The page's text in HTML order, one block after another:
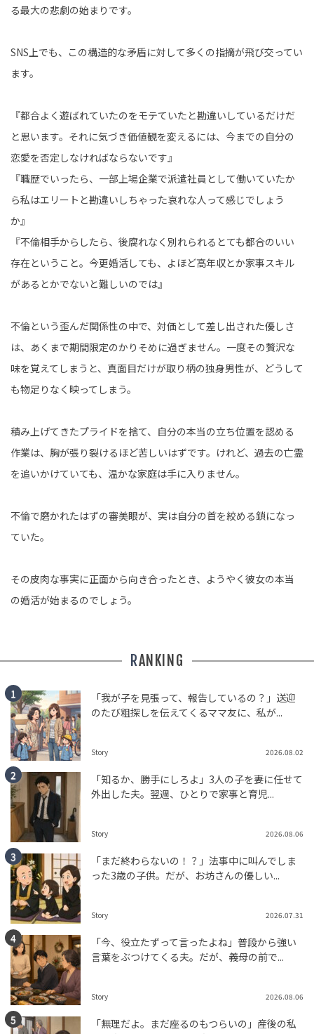
る最大の悲劇の始まりです。
SNS上でも、この構造的な矛盾に対して多くの指摘が飛び交ってい
ます。
『都合よく遊ばれていたのをモテていたと勘違いしているだけだ
と思います。それに気づき価値観を変えるには、今までの自分の
恋愛を否定しなければならないです』
『職歴でいったら、一部上場企業で派遣社員として働いていたか
ら私はエリートと勘違いしちゃった哀れな人って感じでしょう
か』
『不倫相手からしたら、後腐れなく別れられるとても都合のいい
存在ということ。今更婚活しても、よほど高年収とか家事スキル
があるとかでないと難しいのでは』
不倫という歪んだ関係性の中で、対価として差し出された優しさ
は、あくまで期間限定のかりそめに過ぎません。一度その贅沢な
味を覚えてしまうと、真面目だけが取り柄の独身男性が、どうして
も物足りなく映ってしまう。
積み上げてきたプライドを捨て、自分の本当の立ち位置を認める
作業は、胸が張り裂けるほど苦しいはずです。けれど、過去の亡霊
を追いかけていても、温かな家庭は手に入りません。
不倫で磨かれたはずの審美眼が、実は自分の首を絞める鎖になっ
ていた。
その皮肉な事実に正面から向き合ったとき、ようやく彼女の本当
の婚活が始まるのでしょう。
RANKING
「我が子を見張って、報告しているの？」送迎
のたび粗探しを伝えてくるママ友に、私が...
Story 2026.08.02
「知るか、勝手にしろよ」3人の子を妻に任せて
外出した夫。翌週、ひとりで家事と育児...
Story 2026.08.06
「まだ終わらないの！？」法事中に叫んでしま
った3歳の子供。だが、お坊さんの優しい...
Story 2026.07.31
「今、役立たずって言ったよね」普段から強い
言葉をぶつけてくる夫。だが、義母の前で...
Story 2026.08.06
「無理だよ。まだ座るのもつらいの」産後の私